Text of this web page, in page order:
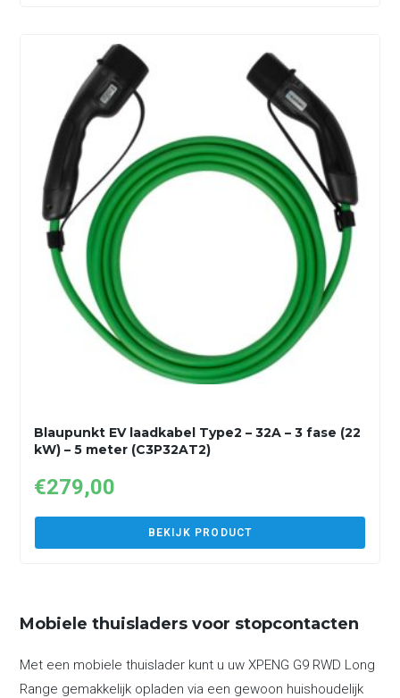
Blaupunkt EV laadkabel Type2 – 32A – 3 fase (22
kW) – 5 meter (C3P32AT2)
€279,00
BEKIJK PRODUCT
Mobiele thuisladers voor stopcontacten
Met een mobiele thuislader kunt u uw XPENG G9 RWD Long
Range gemakkelijk opladen via een gewoon huishoudelijk